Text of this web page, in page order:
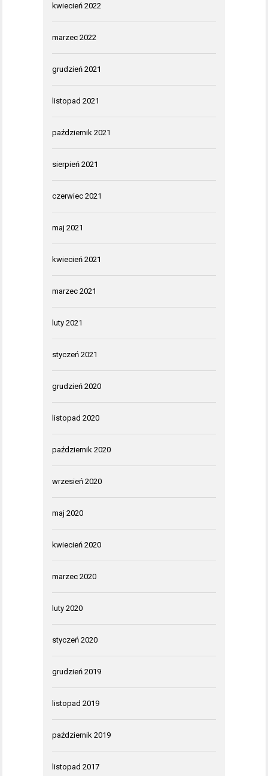
kwiecień 2022
marzec 2022
grudzień 2021
listopad 2021
październik 2021
sierpień 2021
czerwiec 2021
maj 2021
kwiecień 2021
marzec 2021
luty 2021
styczeń 2021
grudzień 2020
listopad 2020
październik 2020
wrzesień 2020
maj 2020
kwiecień 2020
marzec 2020
luty 2020
styczeń 2020
grudzień 2019
listopad 2019
październik 2019
listopad 2017